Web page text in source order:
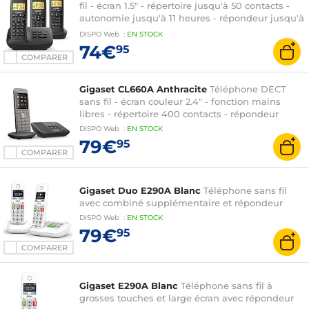
COMPARER
fil - écran 1.5" - répertoire jusqu'à 50 contacts -
autonomie jusqu'à 11 heures - répondeur jusqu'à
25 minutes + 2 téléphones supplémentaires
DISPO Web : EN STOCK
74€95
COMPARER
Gigaset CL660A Anthracite Téléphone DECT
sans fil - écran couleur 2.4" - fonction mains
libres - répertoire 400 contacts - répondeur
DISPO Web : EN STOCK
79€95
COMPARER
Gigaset Duo E290A Blanc Téléphone sans fil
avec combiné supplémentaire et répondeur
DISPO Web : EN STOCK
79€95
Gigaset E290A Blanc Téléphone sans fil à
grosses touches et large écran avec répondeur